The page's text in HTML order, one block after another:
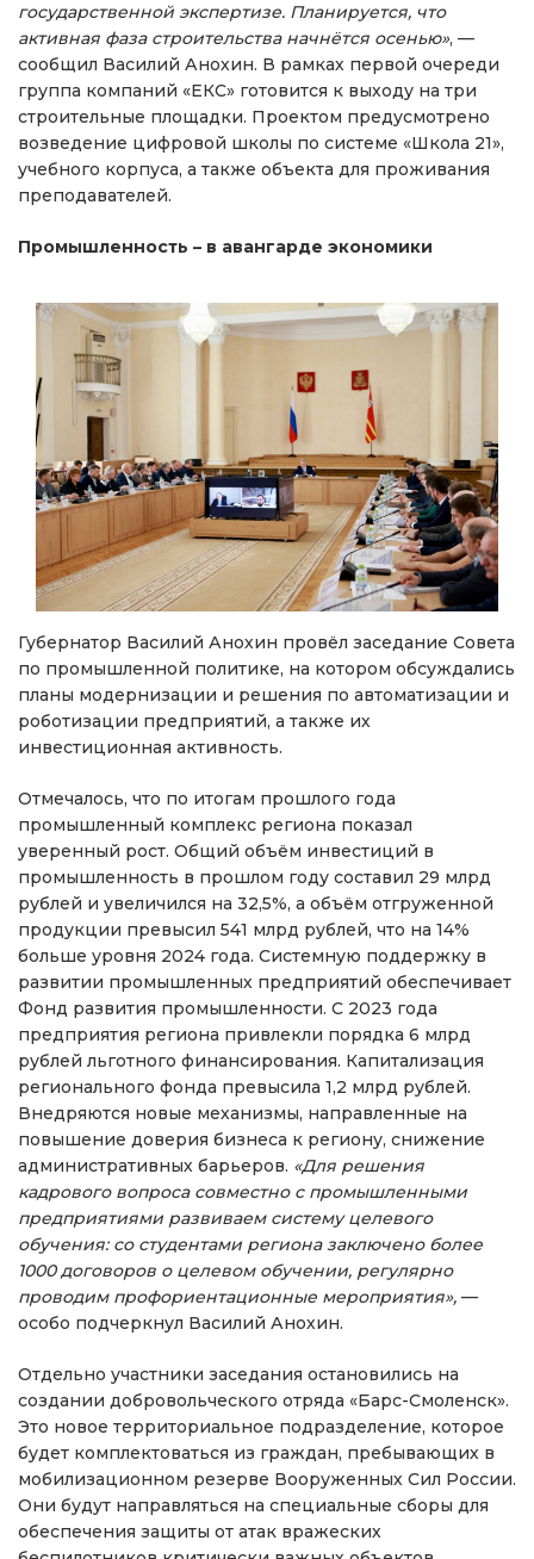
государственной экспертизе. Планируется, что
активная фаза строительства начнётся осенью», —
сообщил Василий Анохин. В рамках первой очереди
группа компаний «ЕКС» готовится к выходу на три
строительные площадки. Проектом предусмотрено
возведение цифровой школы по системе «Школа 21»,
учебного корпуса, а также объекта для проживания
преподавателей.
Промышленность – в авангарде экономики
Губернатор Василий Анохин провёл заседание Совета
по промышленной политике, на котором обсуждались
планы модернизации и решения по автоматизации и
роботизации предприятий, а также их
инвестиционная активность.
Отмечалось, что по итогам прошлого года
промышленный комплекс региона показал
уверенный рост. Общий объём инвестиций в
промышленность в прошлом году составил 29 млрд
рублей и увеличился на 32,5%, а объём отгруженной
продукции превысил 541 млрд рублей, что на 14%
больше уровня 2024 года. Системную поддержку в
развитии промышленных предприятий обеспечивает
Фонд развития промышленности. С 2023 года
предприятия региона привлекли порядка 6 млрд
рублей льготного финансирования. Капитализация
регионального фонда превысила 1,2 млрд рублей.
Внедряются новые механизмы, направленные на
повышение доверия бизнеса к региону, снижение
административных барьеров. «Для решения
кадрового вопроса совместно с промышленными
предприятиями развиваем систему целевого
обучения: со студентами региона заключено более
1000 договоров о целевом обучении, регулярно
проводим профориентационные мероприятия», —
особо подчеркнул Василий Анохин.
Отдельно участники заседания остановились на
создании добровольческого отряда «Барс-Смоленск».
Это новое территориальное подразделение, которое
будет комплектоваться из граждан, пребывающих в
мобилизационном резерве Вооруженных Сил России.
Они будут направляться на специальные сборы для
обеспечения защиты от атак вражеских